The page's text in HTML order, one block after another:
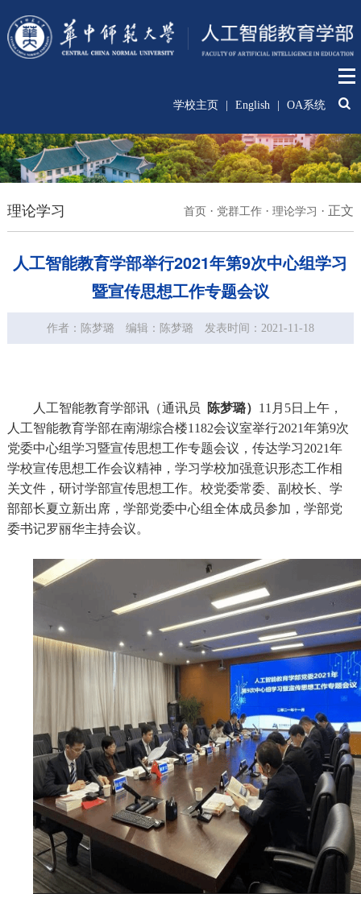
学校主页 English OA系统
理论学习 首页 · 党群工作 ·理论学习 · 正文
人工智能教育学部举行2021年第9次中心组学习
暨宣传思想工作专题会议
作者：陈梦璐 编辑：陈梦璐 发表时间：2021-11-18
人工智能教育学部讯（通讯员 陈梦璐） 11 月 5日
上午，
人工智能教育学部在南湖综合楼1182会议室举行2021年第9次
党委中心组学习暨宣传思想工作专题会议，传达学习2021年
学校宣传思想工作会议精神，学习学校加强意识形态工作相
关文件，研讨学部宣传思想工作。校党委常委、 副校长、学
部部长夏立新出席，学部党委中心组全体成员参加 ， 学部党
委书记罗丽华主持会议。